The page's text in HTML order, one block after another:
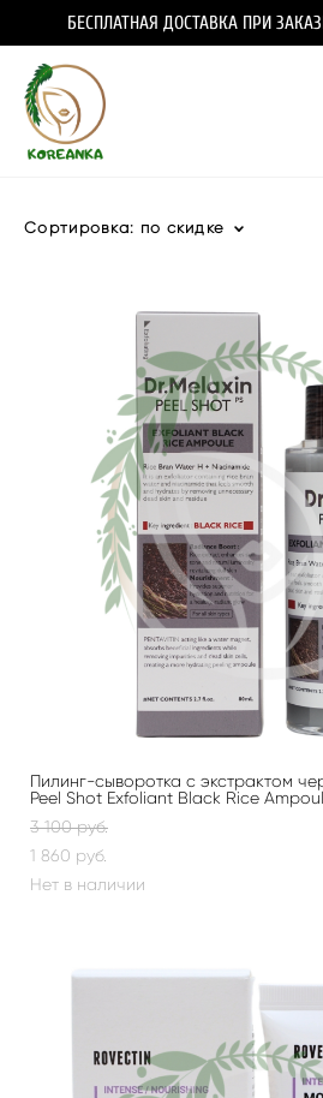
БЕСПЛАТНАЯ ДОСТАВКА ПРИ
Сортировка: по скидке
Пилинг-сыворотка с экстрактом
Peel Shot Exfoliant Black Rice
3 100 pуб.
1 860 pуб.
Нет в наличии